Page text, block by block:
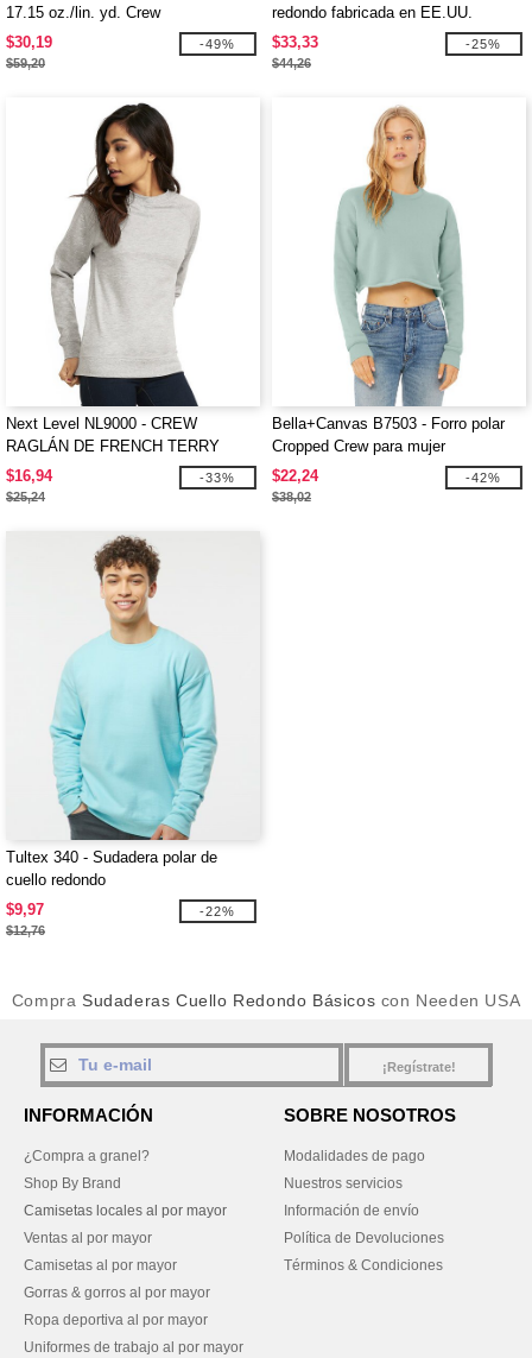
17.15 oz./lin. yd. Crew
$30,19
$59,20
-49%
redondo fabricada en EE.UU.
$33,33
$44,26
-25%
Next Level NL9000 - CREW
RAGLÁN DE FRENCH TERRY
$16,94
$25,24
-33%
Bella+Canvas B7503 - Forro polar
Cropped Crew para mujer
$22,24
$38,02
-42%
Tultex 340 - Sudadera polar de
cuello redondo
$9,97
$12,76
-22%
Compra Sudaderas Cuello Redondo Básicos con Needen USA
¡Regístrate!
INFORMACIÓN
¿Compra a granel?
Shop By Brand
Camisetas locales al por mayor
Ventas al por mayor
Camisetas al por mayor
Gorras & gorros al por mayor
Ropa deportiva al por mayor
Uniformes de trabajo al por mayor
SOBRE NOSOTROS
Modalidades de pago
Nuestros servicios
Información de envío
Política de Devoluciones
Términos & Condiciones